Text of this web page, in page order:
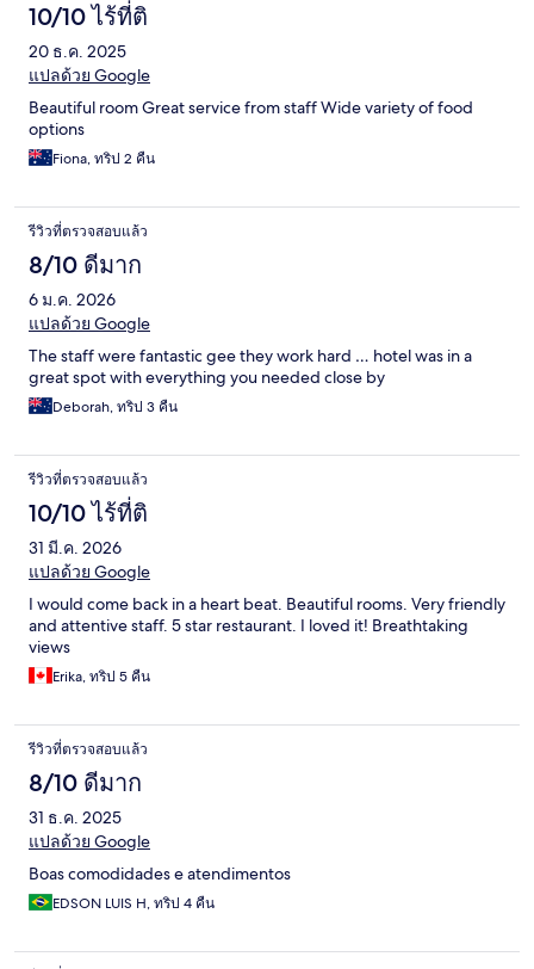
10/10 ไร้ที่ติ
20 ธ.ค. 2025
แปลด้วย Google
Beautiful room Great service from staff Wide variety of food
options
Fiona, ทริป 2 คืน
รีวิวที่ตรวจสอบแล้ว
8/10 ดีมาก
6 ม.ค. 2026
แปลด้วย Google
The staff were fantastic gee they work hard … hotel was in a
great spot with everything you needed close by
Deborah, ทริป 3 คืน
รีวิวที่ตรวจสอบแล้ว
10/10 ไร้ที่ติ
31 มี.ค. 2026
แปลด้วย Google
I would come back in a heart beat. Beautiful rooms. Very friendly
and attentive staff. 5 star restaurant. I loved it! Breathtaking
views
Erika, ทริป 5 คืน
รีวิวที่ตรวจสอบแล้ว
8/10 ดีมาก
31 ธ.ค. 2025
แปลด้วย Google
Boas comodidades e atendimentos
EDSON LUIS H, ทริป 4 คืน